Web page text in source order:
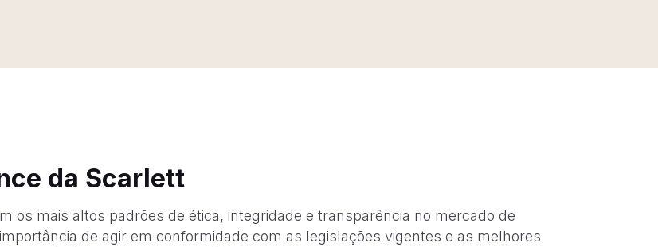
da Scarlett
os mais altos padrões de ética, integridade e transparência no mercado de
de agir em conformidade com as legislações vigentes e as melhores